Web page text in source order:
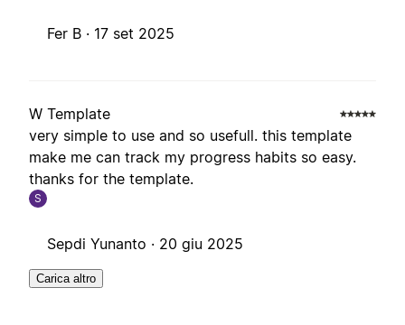
Fer B · 17 set 2025
W Template
very simple to use and so usefull. this template
make me can track my progress habits so easy.
thanks for the template.
S
Sepdi Yunanto · 20 giu 2025
Carica altro